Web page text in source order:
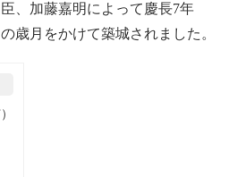
、加藤嘉明によって慶長7年
歳月をかけて築城されました。